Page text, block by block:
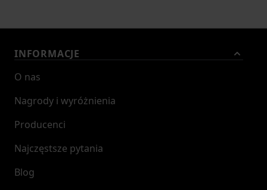
INFORMACJE
O nas
Nagrody i wyróżnienia
Producenci
Najczęstsze pytania
Blog